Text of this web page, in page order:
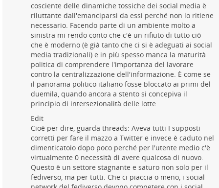
cosciente delle dinamiche tossiche dei social media è
riluttante dall'emanciparsi da essi perché non lo ritiene
necessario. Facendo parte di un ambiente molto a
sinistra mi rendo conto che c'è un rifiuto di tutto ciò
che è moderno (è già tanto che ci si è adeguati ai social
media tradizionali) e in più spesso manca la maturità
politica di comprendere l'importanza del lavorare
contro la centralizzazione dell'informazione. È come se
il panorama politico italiano fosse bloccato ai primi del
duemila, quando ancora a stento si concepiva il
principio di intersezionalità delle lotte
Edit
Cioè per dire, guarda threads: Aveva tutti I supposti
corretti per fare il mazzo a Twitter e invece è caduto nel
dimenticatoio dopo poco perché per l'utente medio c'è
virtualmente 0 necessità di avere qualcosa di nuovo.
Questo è un settore stagnante e saturo non solo per il
fediverso, ma per tutti. Che ci piaccia o meno, i social